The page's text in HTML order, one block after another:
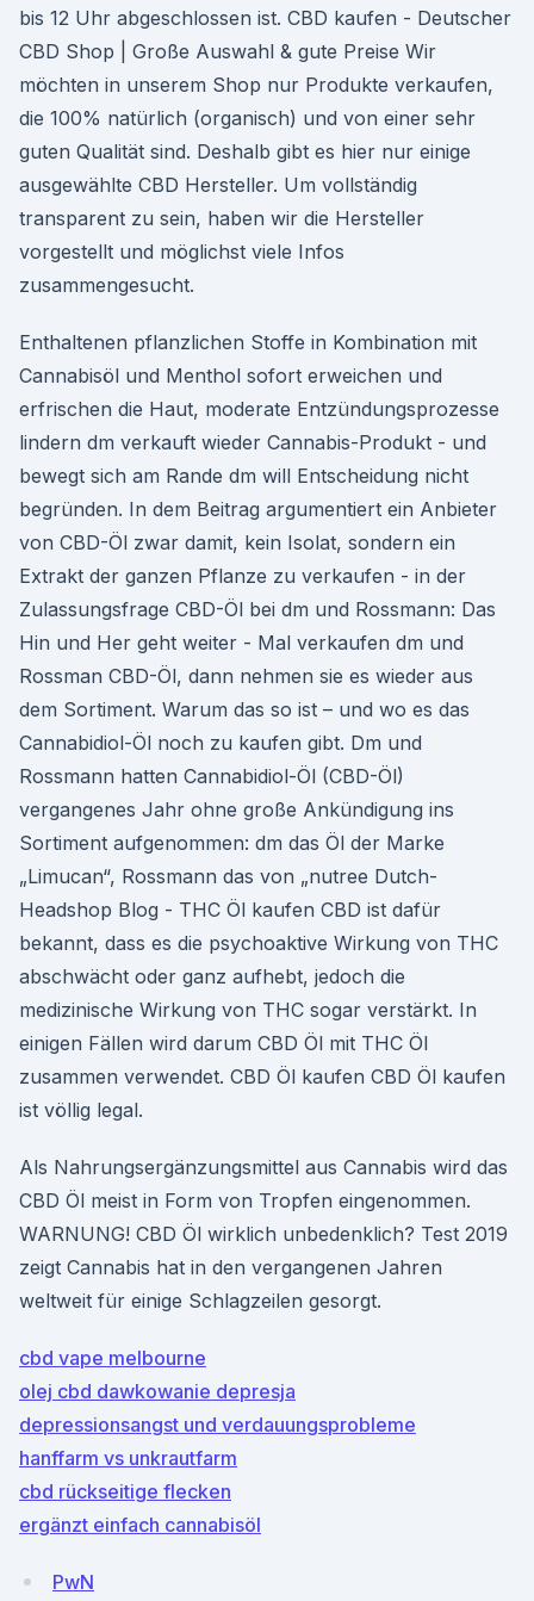
bis 12 Uhr abgeschlossen ist. CBD kaufen - Deutscher
CBD Shop | Große Auswahl & gute Preise Wir
möchten in unserem Shop nur Produkte verkaufen,
die 100% natürlich (organisch) und von einer sehr
guten Qualität sind. Deshalb gibt es hier nur einige
ausgewählte CBD Hersteller. Um vollständig
transparent zu sein, haben wir die Hersteller
vorgestellt und möglichst viele Infos
zusammengesucht.
Enthaltenen pflanzlichen Stoffe in Kombination mit
Cannabisöl und Menthol sofort erweichen und
erfrischen die Haut, moderate Entzündungsprozesse
lindern dm verkauft wieder Cannabis-Produkt - und
bewegt sich am Rande dm will Entscheidung nicht
begründen. In dem Beitrag argumentiert ein Anbieter
von CBD-Öl zwar damit, kein Isolat, sondern ein
Extrakt der ganzen Pflanze zu verkaufen - in der
Zulassungsfrage CBD-Öl bei dm und Rossmann: Das
Hin und Her geht weiter - Mal verkaufen dm und
Rossman CBD-Öl, dann nehmen sie es wieder aus
dem Sortiment. Warum das so ist – und wo es das
Cannabidiol-Öl noch zu kaufen gibt. Dm und
Rossmann hatten Cannabidiol-Öl (CBD-Öl)
vergangenes Jahr ohne große Ankündigung ins
Sortiment aufgenommen: dm das Öl der Marke
„Limucan“, Rossmann das von „nutree Dutch-
Headshop Blog - THC Öl kaufen CBD ist dafür
bekannt, dass es die psychoaktive Wirkung von THC
abschwächt oder ganz aufhebt, jedoch die
medizinische Wirkung von THC sogar verstärkt. In
einigen Fällen wird darum CBD Öl mit THC Öl
zusammen verwendet. CBD Öl kaufen CBD Öl kaufen
ist völlig legal.
Als Nahrungsergänzungsmittel aus Cannabis wird das
CBD Öl meist in Form von Tropfen eingenommen.
WARNUNG! CBD Öl wirklich unbedenklich? Test 2019
zeigt Cannabis hat in den vergangenen Jahren
weltweit für einige Schlagzeilen gesorgt.
cbd vape melbourne
olej cbd dawkowanie depresja
depressionsangst und verdauungsprobleme
hanffarm vs unkrautfarm
cbd rückseitige flecken
ergänzt einfach cannabisöl
PwN